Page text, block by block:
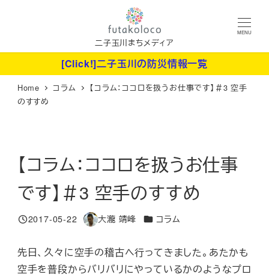
ン
二子玉川まちメディア
MENU
[Click!]二子玉川の防災情報一覧
Home コラム
【コラム：ココロを扱うお仕事です】＃3 空手
のすすめ
【コラム：ココロを扱うお仕事
です】＃3 空手のすすめ
投稿日
2017-05-22
著
大瀧 靖峰 カテゴリー
コラム
先日、久々に空手の稽古へ行ってきました。あたかも
空手を普段からバリバリにやっているかのようなプロ